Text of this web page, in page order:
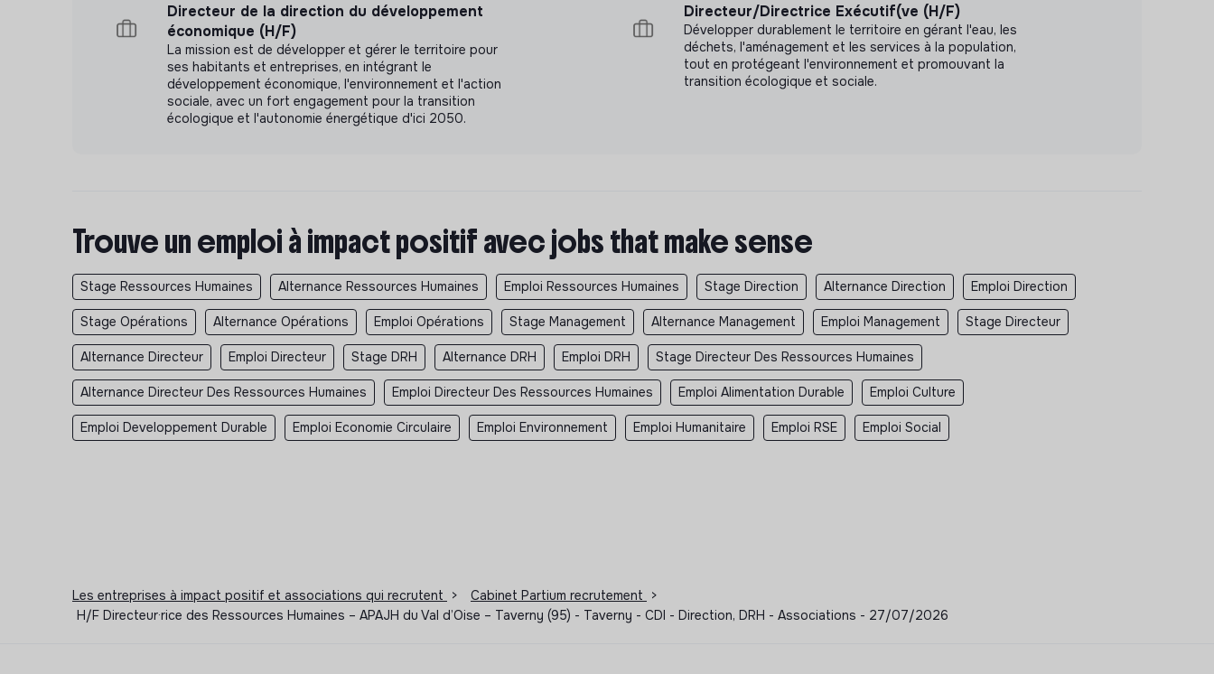
Directeur de la direction du développement
économique (H/F)
La mission est de développer et gérer le territoire pour
ses habitants et entreprises, en intégrant le
développement économique, l'environnement et l'action
sociale, avec un fort engagement pour la transition
écologique et l'autonomie énergétique d'ici 2050.
Directeur/Directrice Exécutif(ve (H/F)
Développer durablement le territoire en gérant l'eau, les
déchets, l'aménagement et les services à la population,
tout en protégeant l'environnement et promouvant la
transition écologique et sociale.
Trouve un emploi à impact positif avec jobs that make sense
Stage Ressources Humaines Alternance Ressources Humaines Emploi Ressources Humaines Stage Direction Alternance Direction Emploi Direction
Stage Opérations Alternance Opérations Emploi Opérations Stage Management Alternance Management Emploi Management Stage Directeur
Alternance Directeur Emploi Directeur Stage DRH Alternance DRH Emploi DRH Stage Directeur Des Ressources Humaines
Alternance Directeur Des Ressources Humaines Emploi Directeur Des Ressources Humaines Emploi Alimentation Durable Emploi Culture
Emploi Developpement Durable Emploi Economie Circulaire Emploi Environnement Emploi Humanitaire Emploi RSE Emploi Social
Les entreprises à impact positif et associations qui recrutent > Cabinet Partium recrutement
>
H/F Directeur·rice des Ressources Humaines – APAJH du Val d’Oise – Taverny (95) - Taverny - CDI - Direction, DRH - Associations - 27/07/2026